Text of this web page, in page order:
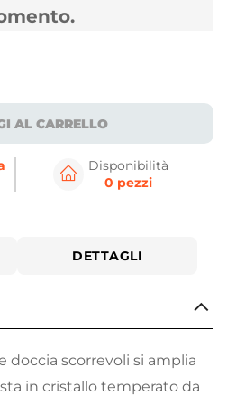
AL CARRELLO
Disponibilità
0 pezzi
DETTAGLI
doccia scorrevoli si amplia
in cristallo temperato da